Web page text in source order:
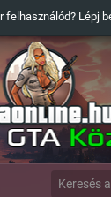
felhasználód? Lépj